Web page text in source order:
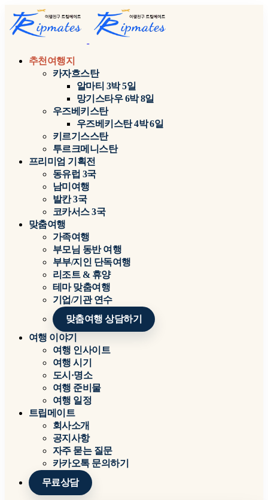
추천여행지
카자흐스탄
알마티 3박 5일
망기스타우 6박 8일
우즈베키스탄
우즈베키스탄 4박 6일
키르기스스탄
투르크메니스탄
프리미엄 기획전
동유럽 3국
남미여행
발칸 3국
코카서스 3국
맞춤여행
가족여행
부모님 동반 여행
부부/지인 단독여행
리조트 & 휴양
테마 맞춤여행
기업/기관 연수
맞춤여행 상담하기
여행 이야기
여행 인사이트
여행 시기
도시·명소
여행 준비물
여행 일정
트립메이트
회사소개
공지사항
자주 묻는 질문
카카오톡 문의하기
무료상담